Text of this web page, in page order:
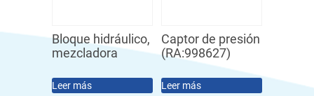
Bloque hidráulico,
mezcladora
Leer más
Captor de presión
(RA:998627)
Leer más